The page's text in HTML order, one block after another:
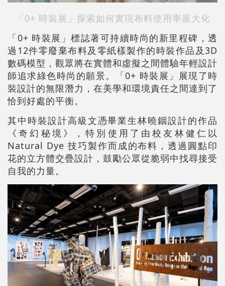
「0+ 時裝展」探索如何實現布料使用率最大化
「0+ 時裝展」標誌著可持續時尚的新里程碑，透
過12件零廢棄布料及零紙樣製作的時裝作品及3D
數碼模型，觀眾將在實體和虛擬之間體驗年輕設計
師追求綠色時尚的願景。「0+ 時裝展」展現了時
裝設計的無限潛力，在美學和環境責任之間達到了
恰到好處的平衡。
其中時裝設計高級文憑畢業生林曉銦設計的作品
《奇幻秘境》，特別使用了由校友林健仁以
Natural Dye 技巧製作而成的布料，透過圓點印
花的立方體交疊設計，鼓勵公眾從脆弱中找尋接受
自我的力量。